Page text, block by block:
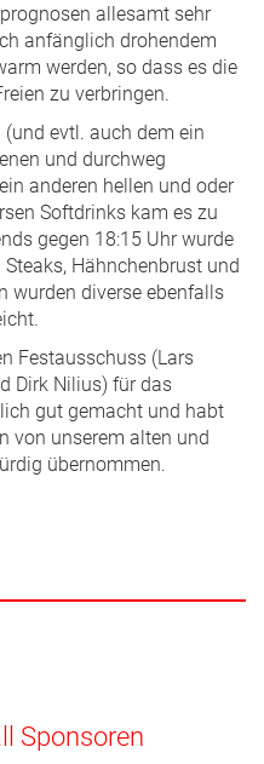
allesamt sehr
anfänglich drohendem
werden, so dass es die
zu verbringen.
evtl. auch dem ein
und durchweg
anderen hellen und oder
Softdrinks kam es zu
gegen 18:15 Uhr wurde
Hähnchenbrust und
wurden diverse ebenfalls
Festausschuss (Lars
Dirk Nilius) für das
gut gemacht und habt
von unserem alten und
übernommen.
Sponsoren